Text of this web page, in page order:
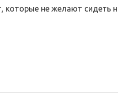
которые не желают сидеть